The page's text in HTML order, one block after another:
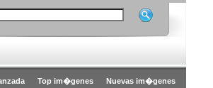
Top im�genes Nuevas im�genes